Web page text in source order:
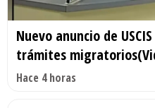
Nuevo anuncio de
trámites
Hace 4 horas